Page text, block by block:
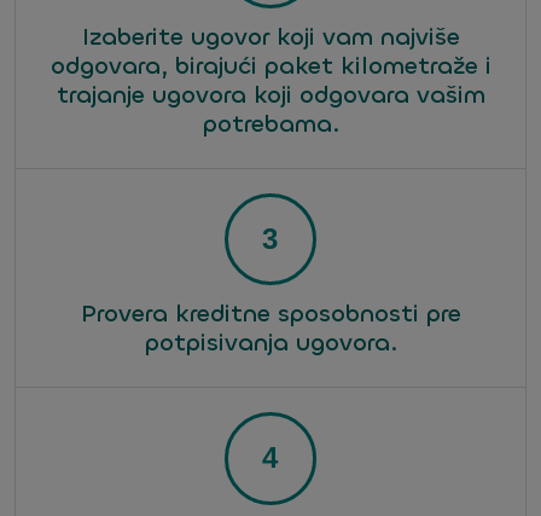
Izaberite ugovor koji vam najviše
odgovara, birajući paket kilometraže i
trajanje ugovora koji odgovara vašim
potrebama.
Provera kreditne sposobnosti pre
potpisivanja ugovora.